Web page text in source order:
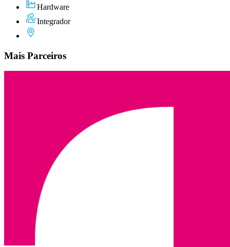
Hardware
Integrador
Mais Parceiros